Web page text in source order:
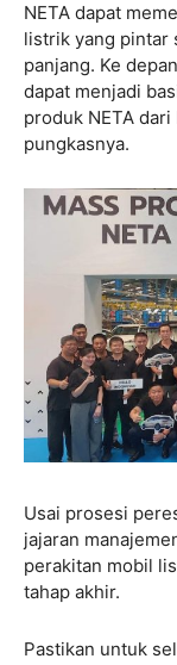
NETA dapat
listrik yang pintar
panjang. Ke
dapat menjadi
produk NETA
pungkasnya.
Usai prosesi
jajaran
perakitan mobil
tahap akhir.
Pastikan untuk